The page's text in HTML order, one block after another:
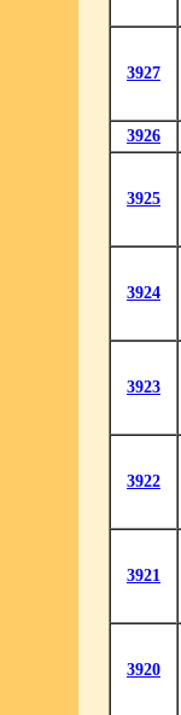
3927
3926
3925
3924
3923
3922
3921
3920